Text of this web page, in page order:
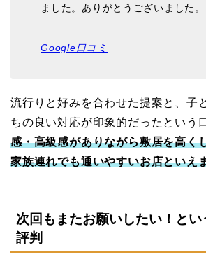
ました。ありがとうございました。
Google口コミ
流行りと好みを合わせた提案と、子
ちの良い対応が印象的だったという
感・高級感がありながら敷居を高く
家族連れでも通いやすいお店といえ
次回もまたお願いしたい！とい
評判